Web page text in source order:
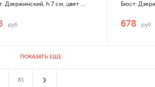
Бюст: Дзержинский, h 7 см, цвет белый
руб. 678 руб.
ПОКАЗАТЬ ЕЩЕ
81